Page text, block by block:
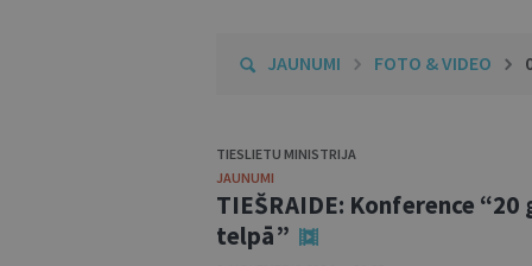
JAUNUMI FOTO & VIDEO
TIESLIETU MINISTRIJA
JAUNUMI
TIEŠRAIDE: Konference
telpā”